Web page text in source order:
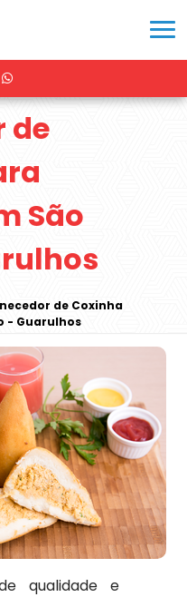
de
São
de Coxinha
- Guarulhos
qualidade e